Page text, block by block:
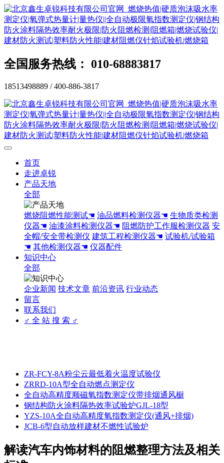
全国服务热线： 010-68883817
18513498889 / 400-886-3817
首页
走进卓锐
产品天地
全部
燃烧阻燃性能测试☚ 油品燃料检测仪器☚ 生物质类检测
仪器☚ 油漆涂料检测仪器☚ 阻燃防护工作服检测仪器 安
全帽/安全带检测仪 建筑工程检测仪器☚ 试验机/试验箱
☚ 其他检测仪器☚ 仪器配件
知识中心
全部
企业新闻 技术文章 前沿资讯 行业动态
留言
联系我们
♂ 全 站 搜 索 ♂
ZR-FCY-8A粉尘云最低着火温度试验仪
ZRRD-10A型全自动燃点测定仪
全自动高精度顺磁氧指数测定仪带排烟通风橱
钢结构防火涂料隔热效率试验炉GJL-18型
YZS-10A全自动高精度氧指数测定仪(通风+排烟)
JCB-6型自动放样建材不燃性试验炉
解读汽车内饰材料的阻燃整理方法及相关